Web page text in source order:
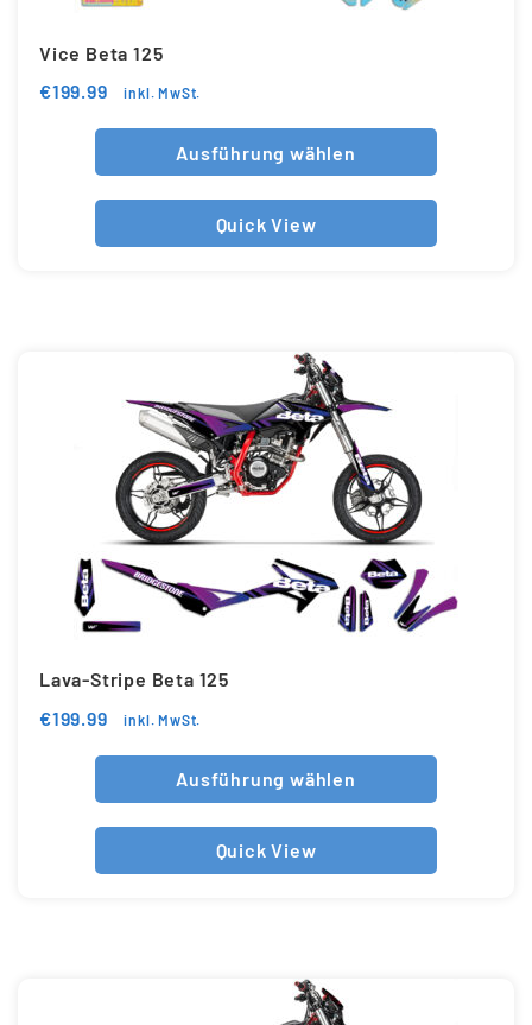
Vice Beta 125
€199.99 inkl. MwSt.
Ausführung wählen
Quick View
Lava-Stripe Beta 125
€199.99 inkl. MwSt.
Ausführung wählen
Quick View